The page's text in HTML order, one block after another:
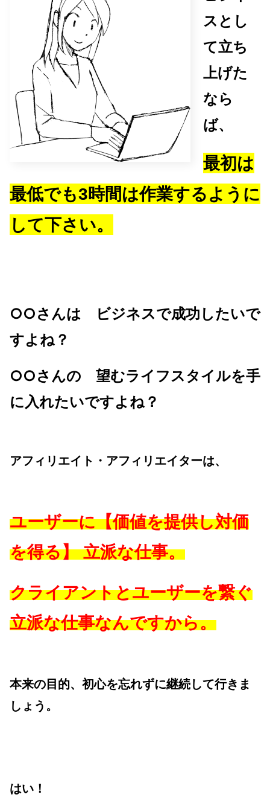
スとし
て立ち
上げた
なら
ば、
最初は
最低でも3時間は作業するように
して下さい。
○○さんは
ビジネスで成功したいで
すよね？
○○さんの 望むライフスタイルを手
に入れたいですよね？
アフィリエイト・アフィリエイターは、
ユーザーに【価値を提供し対価
を得る】立派な仕事。
クライアントとユーザーを繋ぐ
立派な仕事なんですから。
本来の目的、初心を忘れずに継続して行きま
しょう。
はい！